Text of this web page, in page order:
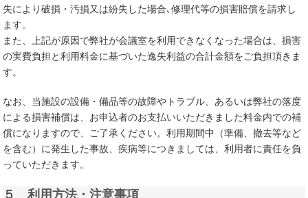
失により破損・汚損又は紛失した場合､修理代等の損害賠償を請求し
ます。
また、上記が原因で弊社が会議室を利用できなくなった場合は、損害
の実費負担と利用料金に基づいた逸失利益の合計金額をご負担頂きま
す。
なお、当施設の設備・備品等の故障やトラブル、あるいは弊社の落度
による損害補償は、お申込者のお支払いいただきました料金内での補
償になりますので、ご了承ください。利用期間中（準備、撤去等など
を含む）に発生した事故、疾病等につきましては、利用者に責任を負
っていただきます。
５ 利用方法・注意事項